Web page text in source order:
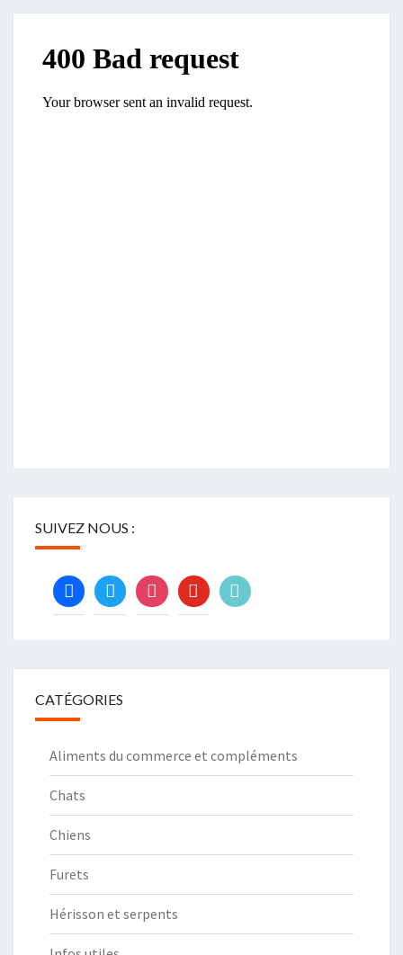
SUIVEZ NOUS :
facebooktwitterinstagramyoutubetiktok
CATÉGORIES
Aliments du commerce et compléments
Chats
Chiens
Furets
Hérisson et serpents